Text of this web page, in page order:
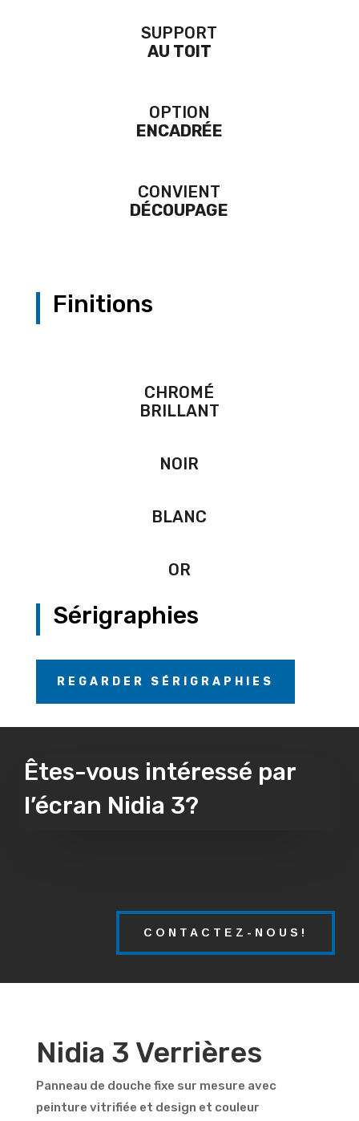
SUPPORT
AU TOIT
OPTION
ENCADRÉE
CONVIENT
DÉCOUPAGE
Finitions
CHROMÉ
BRILLANT
NOIR
BLANC
OR
Sérigraphies
REGARDER SÉRIGRAPHIES
Êtes-vous intéressé par
l’écran Nidia 3?
CONTACTEZ-NOUS!
Nidia 3 Verrières
Panneau de douche fixe sur mesure avec
peinture vitrifiée et design et couleur